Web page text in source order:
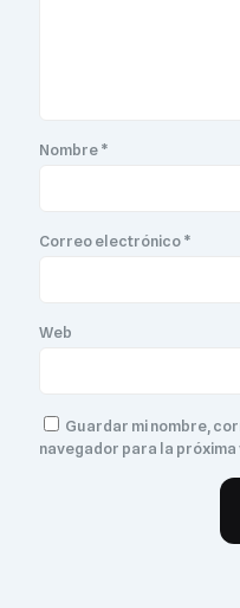
Nombre*
Correo electrónico*
Web
Guardar mi nombre,
navegador para la